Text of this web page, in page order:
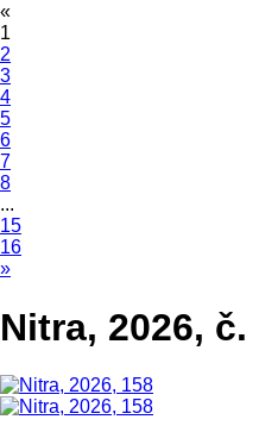
«
1
2
3
4
5
6
7
8
...
15
16
»
Nitra, 2026, č.